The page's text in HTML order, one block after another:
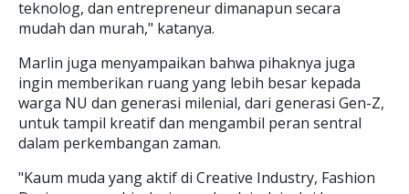
teknolog, dan entrepreneur dimanapun secara
mudah dan murah," katanya.
Marlin juga menyampaikan bahwa pihaknya juga
ingin memberikan ruang yang lebih besar kepada
warga NU dan generasi milenial, dari generasi Gen-Z,
untuk tampil kreatif dan mengambil peran sentral
dalam perkembangan zaman.
"Kaum muda yang aktif di Creative Industry, Fashion